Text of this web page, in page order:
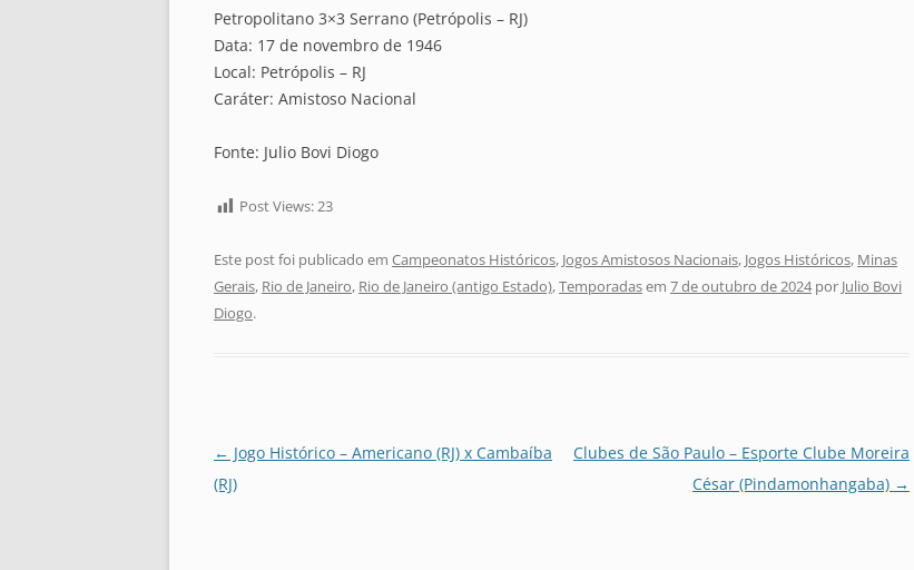
Petropolitano 3×3 Serrano (Petrópolis – RJ)
Data: 17 de novembro de 1946
Local: Petrópolis – RJ
Caráter: Amistoso Nacional
Fonte: Julio Bovi Diogo
Post Views:23
Este post foi publicado em Campeonatos Históricos, Jogos Amistosos Nacionais, Jogos Históricos, Minas
Gerais, Rio de Janeiro, Rio de Janeiro (antigo Estado),Temporadasem 7 de outubro de 2024por Julio Bovi
Diogo.
Navegação
de
← Jogo Histórico – Americano (RJ) x Cambaíba
(RJ)
Clubes de São Paulo – Esporte Clube Moreira
César (Pindamonhangaba) →